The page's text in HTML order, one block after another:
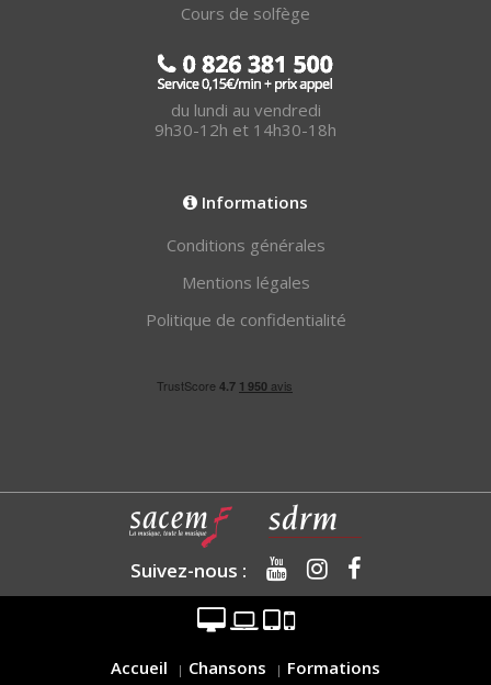
Cours de solfège
du lundi au vendredi
9h30-12h et 14h30-18h
Informations
Conditions générales
Mentions légales
Politique de confidentialité
Suivez-nous :
Accueil Chansons Formations